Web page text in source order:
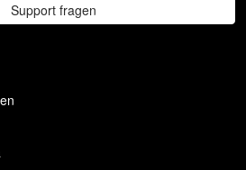
Support fragen